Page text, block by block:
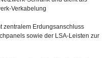
Verkabelung
zentralem Erdungsanschluss
sowie der LSA-Leisten zur